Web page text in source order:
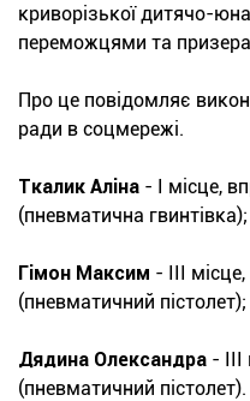
криворізької дитячо-
переможцями та
Про це повідомляє
ради в соцмережі.
Ткалик Аліна - І місце,
(пневматична гвинтівка);
Гімон Максим - ІІІ
(пневматичний пістолет);
Дядина Олександра -
(пневматичний пістолет).